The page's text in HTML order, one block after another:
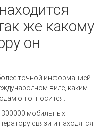
же какому
он
точной информацией
виде, каким
он относится.
мобильных
связи и находятся